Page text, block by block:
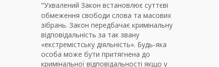
“Ухвалений Закон встановлює суттєві
обмеження свободи слова та масових
зібрань. Закон передбачає кримінальну
відповідальність за так звану
«екстремістську діяльність». Будь-яка
особа може бути притягнена до
кримінальної відповідальності якщо у